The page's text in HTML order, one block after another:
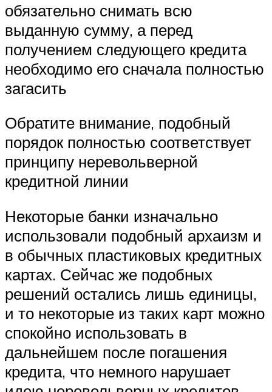
обязательно снимать всю
выданную сумму, а перед
получением следующего кредита
необходимо его сначала полностью
загасить
Обратите внимание, подобный
порядок полностью соответствует
принципу неревольверной
кредитной линии
Некоторые банки изначально
использовали подобный архаизм и
в обычных пластиковых кредитных
картах. Сейчас же подобных
решений остались лишь единицы,
и то некоторые из таких карт можно
спокойно использовать в
дальнейшем после погашения
кредита, что немного нарушает